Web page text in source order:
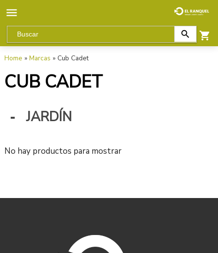
Home » Marcas » Cub Cadet
CUB CADET
JARDÍN
No hay productos para mostrar